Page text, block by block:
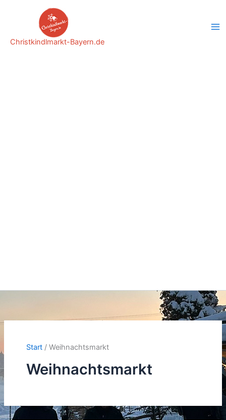
Christkindlmarkt-Bayern.de
Start Weihnachtsmarkt
Weihnachtsmarkt